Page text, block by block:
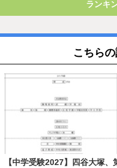
ランキ
こちら
【中学受験2027】四谷大塚、